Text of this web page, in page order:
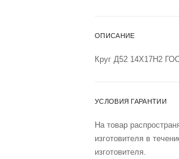
ОПИСАНИЕ
Круг Д52 14Х17Н2
УСЛОВИЯ ГАРАНТИИ
На товар
изготовителя в
изготовителя.